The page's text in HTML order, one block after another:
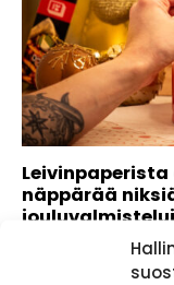
Leivinpaperista
näppärää
Joulu on monille
valmistellaan